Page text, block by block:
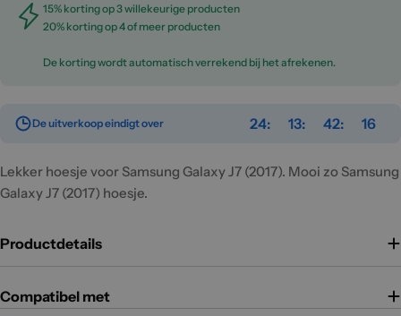
15% korting op 3 willekeurige producten
20% korting op 4 of meer producten
De korting wordt automatisch verrekend bij het afrekenen.
De uitverkoop eindigt over 24 13 42 16
Lekker hoesje voor Samsung Galaxy J7 (2017). Mooi zo Samsung
Galaxy J7 (2017) hoesje.
Productdetails
Compatibel met